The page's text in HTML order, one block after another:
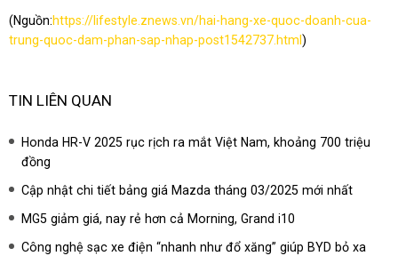
(Nguồn:https://lifestyle.znews.vn/hai-hang-xe-quoc-doanh-cua-
trung-quoc-dam-phan-sap-nhap-post1542737.html)
TIN LIÊN QUAN
Honda HR-V 2025 rục rịch ra mắt Việt Nam, khoảng 700 triệu
đồng
Cập nhật chi tiết bảng giá Mazda tháng 03/2025 mới nhất
MG5 giảm giá, nay rẻ hơn cả Morning, Grand i10
Công nghệ sạc xe điện “nhanh như đổ xăng” giúp BYD bỏ xa